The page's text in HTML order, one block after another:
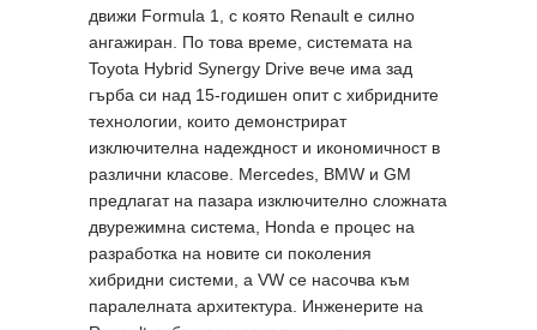
движи Formula 1, с която Renault е силно
ангажиран. По това време, системата на
Toyota Hybrid Synergy Drive вече има зад
гърба си над 15-годишен опит с хибридните
технологии, които демонстрират
изключителна надеждност и икономичност в
различни класове. Mercedes, BMW и GM
предлагат на пазара изключително сложната
двурежимна система, Honda е процес на
разработка на новите си поколения
хибридни системи, а VW се насочва към
паралелната архитектура. Инженерите на